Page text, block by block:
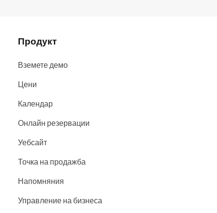
Продукт
Вземете демо
Цени
Календар
Онлайн резервации
Уебсайт
Точка на продажба
Напомняния
Управление на бизнеса